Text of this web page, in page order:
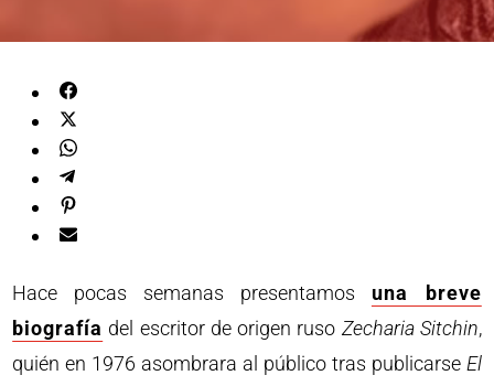
Hace pocas semanas presentamos una breve
biografía del escritor de origen ruso Zecharia Sitchin,
quién en 1976 asombrara al público tras publicarse El